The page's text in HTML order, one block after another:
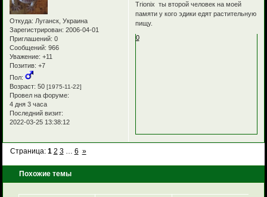
Откуда: Луганск, Украина
Зарегистрирован: 2006-04-01
Приглашений: 0
Сообщений: 966
Уважение: +11
Позитив: +7
Пол:
Возраст: 50[1975-11-22]
Провел на форуме:
4 дня 3 часа
Последний визит:
2022-03-25 13:38:12
Trionix ты второй человек на моей
памяти у кого эдики едят растительную
пищу.
0
Страница: 1 2 3 6 »
Похожие темы